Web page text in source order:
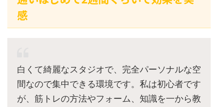
感
白くて綺麗なスタジオで、完全パーソナルな空
間なので集中できる環境です。私は初心者です
が、筋トレの方法やフォーム、知識を一から教